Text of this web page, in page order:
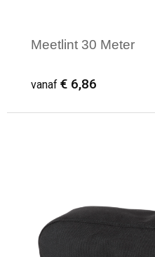
Meetlint 30 Meter
vanaf € 6,86